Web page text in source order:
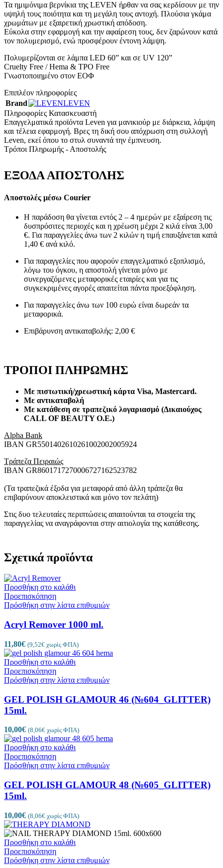
Τα ημιμόνιμα βερνίκια της LEVEN ήρθαν να σας κερδίσουν με την
υψηλή τους ποιότητα και τη μεγάλη τους αντοχή. Πλούσια γκάμα
χρωμάτων με εξαιρετική χρωστική απόδοση.
Εύκολα στην εφαρμογή και την αφαίρεση τους, δεν ζαρώνουν κατά
τον πολυμερισμό, ενώ προσφέρουν έντονη λάμψη.
Πολυμερίζονται σε λάμπα LED 60” και σε UV 120”
Cruelty Free / Hema & TPO Free
Γνωστοποιημένο στον ΕΟΦ
Επιπλέον πληροφορίες
Brand
LEVEN
Πληροφορίες Κατασκευαστή
Επαγγελματικά προϊόντα Leven για μανικιούρ με διάρκεια, λάμψη
και τέλεια εφαρμογή. Βρες τη δική σου απόχρωση στη συλλογή
Leven, εκεί όπου το στυλ συναντά την έμπνευση.
Τρόποι Πληρωμής - Αποστολής
ΕΞΟΔΑ ΑΠΟΣΤΟΛΗΣ
Αποστολές μέσω Courier
Η παράδοση θα γίνεται εντός 2 – 4 ημερών με εξαίρεση τις
δυσπρόσιτες περιοχές και η χρέωση μέχρι 2 κιλά είναι 3,00
€. Για παραγγελίες άνω των 2 κιλών η τιμή επαυξάνεται κατά
1,40 € ανά κιλό.
Για παραγγελίες που αφορούν επαγγελματικό εξοπλισμό,
λόγω του όγκου, η αποστολή γίνεται μόνο με
συνεργαζόμενες μεταφορικές εταιρίες και για τις
συγκεκριμένες αγορές απαιτείται πάντα προεξόφληση.
Για παραγγελίες άνω των 100 ευρώ είναι δωρεάν τα
μεταφορικά.
Επιβάρυνση αντικαταβολής: 2,00 €
ΤΡΟΠΟΙ ΠΛΗΡΩΜΗΣ
Με πιστωτική/χρεωστική κάρτα Visa, Mastercard.
Με αντικαταβολή
Με κατάθεση σε τραπεζικό λογαριασμό (Δικαιούχος
CALL OF BEAUTY O.E.)
Alpha Bank
ΙΒΑΝ GR5501402610261002002005924
Τράπεζα Πειραιώς
ΙΒΑΝ GR8601717270006727162523782
(Τα τραπεζικά έξοδα για μεταφορά από άλλη τράπεζα θα
επιβαρύνουν αποκλειστικά και μόνο τον πελάτη)
Στις δυο τελευταίες περιπτώσεις απαιτούνται τα στοιχεία της
παραγγελίας να αναγράφονται στην αιτιολογία της κατάθεσης.
Σχετικά προϊόντα
Προσθήκη στο καλάθι
Προεπισκόπηση
Πρόσθήκη στην λίστα επιθυμιών
Acryl Remover 1000 ml.
11,80€ (9,52€ χωρίς ΦΠΑ)
Προσθήκη στο καλάθι
Προεπισκόπηση
Πρόσθήκη στην λίστα επιθυμιών
GEL POLISH GLAMOUR 46 (№604_GLITTER)
15ml.
10,00€ (8,06€ χωρίς ΦΠΑ)
Προσθήκη στο καλάθι
Προεπισκόπηση
Πρόσθήκη στην λίστα επιθυμιών
GEL POLISH GLAMOUR 48 (№605_GLITTER)
15ml.
10,00€ (8,06€ χωρίς ΦΠΑ)
Προσθήκη στο καλάθι
Προεπισκόπηση
Πρόσθήκη στην λίστα επιθυμιών